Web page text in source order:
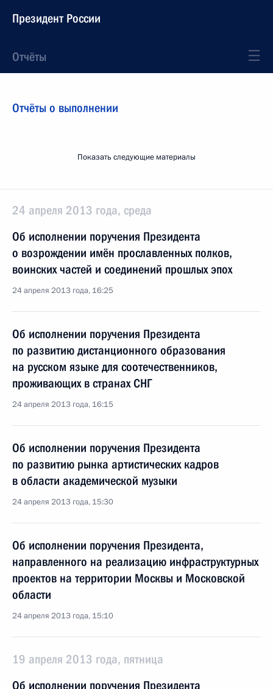
Президент России
Отчёты
Отчёты о выполнении
Показать следующие материалы
24 апреля 2013 года, среда
Об исполнении поручения Президента
о возрождении имён прославленных полков,
воинских частей и соединений прошлых эпох
24 апреля 2013 года, 16:25
Об исполнении поручения Президента
по развитию дистанционного образования
на русском языке для соотечественников,
проживающих в странах СНГ
24 апреля 2013 года, 16:15
Об исполнении поручения Президента
по развитию рынка артистических кадров
в области академической музыки
24 апреля 2013 года, 15:30
Об исполнении поручения Президента,
направленного на реализацию инфраструктурных
проектов на территории Москвы и Московской
области
24 апреля 2013 года, 15:10
19 апреля 2013 года, пятница
Об исполнении поручения Президента